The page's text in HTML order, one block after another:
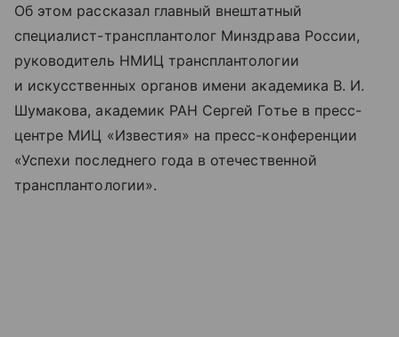
Об этом рассказал главный внештатный
специалист-трансплантолог Минздрава России,
руководитель НМИЦ трансплантологии
и искусственных органов имени академика В. И.
Шумакова, академик РАН Сергей Готье в пресс-
центре МИЦ «Известия» на пресс-конференции
«Успехи последнего года в отечественной
трансплантологии».